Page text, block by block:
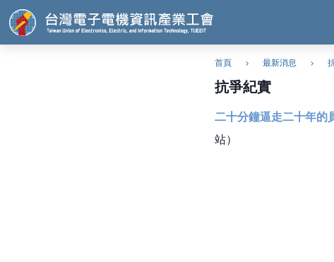
首頁 最新消息
抗爭紀實
二十分鐘逼走二十年的
站）